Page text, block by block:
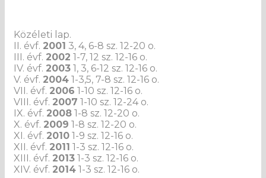
Közéleti lap.
II. évf. 2001 3, 4, 6-8 sz. 12-20 o.
III. évf. 2002 1-7, 12 sz. 12-16 o.
IV. évf. 2003 1, 3, 6-12 sz. 12-16 o.
V. évf. 2004 1-3,5, 7-8 sz. 12-16 o.
VII. évf. 2006 1-10 sz. 12-16 o.
VIII. évf. 2007 1-10 sz. 12-24 o.
IX. évf. 2008 1-8 sz. 12-20 o.
X. évf. 2009 1-8 sz. 12-20 o.
XI. évf. 2010 1-9 sz. 12-16 o.
XII. évf. 2011 1-3 sz. 12-16 o.
XIII. évf. 2013 1-3 sz. 12-16 o.
XIV. évf. 2014 1-3 sz. 12-16 o.